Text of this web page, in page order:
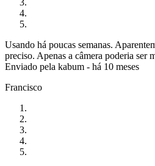
Usando há poucas semanas.
preciso. Apenas a câmera poderia ser
Enviado pela kabum - há 10 meses
Francisco